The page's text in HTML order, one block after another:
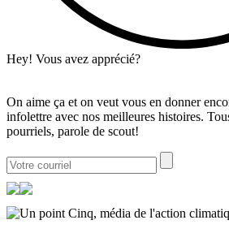
Hey! Vous avez apprécié?
On aime ça et on veut vous en donner
infolettre avec nos meilleures histoires.
pourriels, parole de scout!